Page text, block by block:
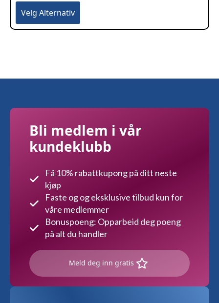
Velg Alternativ
Dette
produktet
har
velges
Bli medlem i vår
kundeklubb
Få 10% rabattkupong på ditt neste
kjøp
Faste og og eksklusive tilbud kun for
våre medlemmer
Bonuspoeng: Opparbeid deg poeng
på alt du handler
Meld deg inn gratis